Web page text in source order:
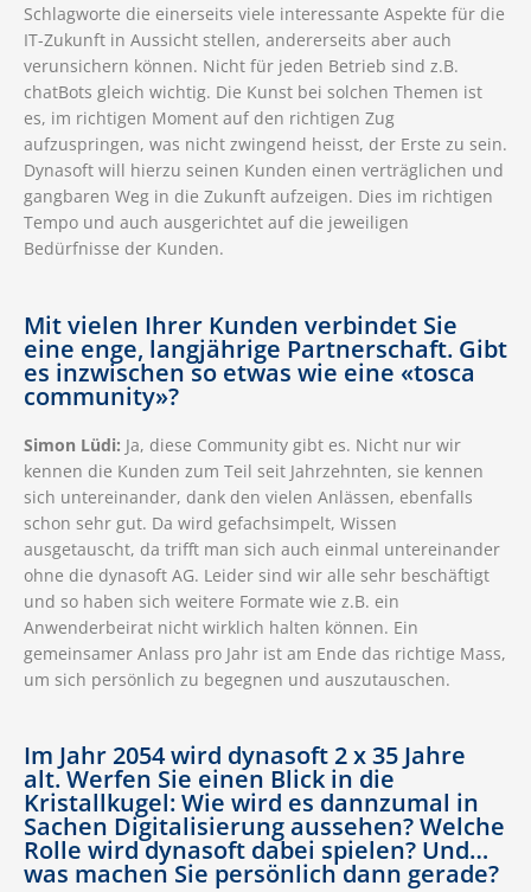
Schlagworte die einerseits viele interessante Aspekte für die
IT-Zukunft in Aussicht stellen, andererseits aber auch
verunsichern können. Nicht für jeden Betrieb sind z.B.
chatBots gleich wichtig. Die Kunst bei solchen Themen ist
es, im richtigen Moment auf den richtigen Zug
aufzuspringen, was nicht zwingend heisst, der Erste zu sein.
Dynasoft will hierzu seinen Kunden einen verträglichen und
gangbaren Weg in die Zukunft aufzeigen. Dies im richtigen
Tempo und auch ausgerichtet auf die jeweiligen
Bedürfnisse der Kunden.
Mit vielen Ihrer Kunden verbindet Sie
eine enge, langjährige Partnerschaft. Gibt
es inzwischen so etwas wie eine «tosca
community»?
Simon Lüdi: Ja, diese Community gibt es. Nicht nur wir
kennen die Kunden zum Teil seit Jahrzehnten, sie kennen
sich untereinander, dank den vielen Anlässen, ebenfalls
schon sehr gut. Da wird gefachsimpelt, Wissen
ausgetauscht, da trifft man sich auch einmal untereinander
ohne die dynasoft AG. Leider sind wir alle sehr beschäftigt
und so haben sich weitere Formate wie z.B. ein
Anwenderbeirat nicht wirklich halten können. Ein
gemeinsamer Anlass pro Jahr ist am Ende das richtige Mass,
um sich persönlich zu begegnen und auszutauschen.
Im Jahr 2054 wird dynasoft 2 x 35 Jahre
alt. Werfen Sie einen Blick in die
Kristallkugel: Wie wird es dannzumal in
Sachen Digitalisierung aussehen? Welche
Rolle wird dynasoft dabei spielen? Und…
was machen Sie persönlich dann gerade?